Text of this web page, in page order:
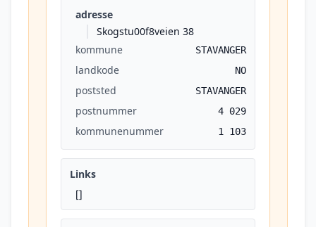
adresse
Skogstu00f8veien 38
kommune
STAVANGER
landkode NO
poststed STAVANGER
postnummer 4 029
kommunenummer 1 103
Links
[]